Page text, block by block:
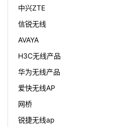
中兴ZTE
信锐无线
AVAYA
H3C无线产品
华为无线产品
爱快无线AP
网桥
锐捷无线ap